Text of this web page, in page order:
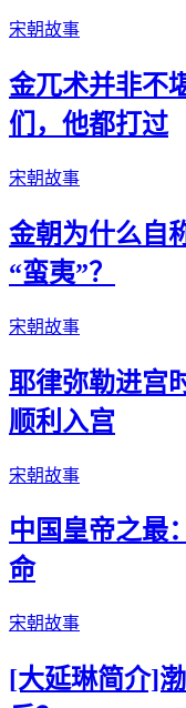
宋朝故事
金兀术并非不
们，他都打过
宋朝故事
金朝为什么自
“蛮夷”？
宋朝故事
耶律弥勒进宫
顺利入宫
宋朝故事
中国皇帝之最
命
宋朝故事
[大延琳简介]